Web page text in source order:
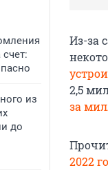
из
до
Из-за
2,5
за
2022